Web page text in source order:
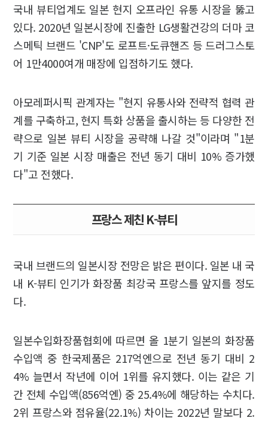
국내 뷰티업계도 일본 현지 오프라인 유통 시장을 뚫고
있다. 2020년 일본시장에 진출한 LG생활건강의 더마 코
스메틱 브랜드 'CNP'도 로프트·도큐핸즈 등 드러그스토
어 1만4000여개 매장에 입점하기도 했다.
아모레퍼시픽 관계자는 "현지 유통사와 전략적 협력 관
계를 구축하고, 현지 특화 상품을 출시하는 등 다양한 전
략으로 일본 뷰티 시장을 공략해 나갈 것"이라며 "1분
기 기준 일본 시장 매출은 전년 동기 대비 10% 증가했
다"고 전했다.
프랑스 제친 K-뷰티
국내 브랜드의 일본시장 전망은 밝은 편이다. 일본 내 국
내 K-뷰티 인기가 화장품 최강국 프랑스를 앞지를 정도
다.
일본수입화장품협회에 따르면 올 1분기 일본의 화장품
수입액 중 한국제품은 217억엔으로 전년 동기 대비 2
4% 늘면서 작년에 이어 1위를 유지했다. 이는 같은 기
간 전체 수입액(856억엔) 중 25.4%에 해당하는 수치다.
2위 프랑스와 점유율(22.1%) 차이는 2022년 말보다 2.